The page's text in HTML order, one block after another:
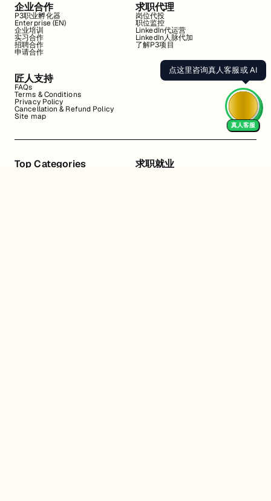
企业合作
P3职业孵化器
Enterprise (EN)
企业培训
实习合作
招聘合作
申请合作
求职代理
岗位代投
职位监控
LinkedIn代运营
LinkedIn人脉代加
了解P3项目
匠人支持
FAQs
Terms & Conditions
Privacy Policy
Cancellation & Refund Policy
Site map
Top Categories 求职就业
点这里咨询真人客服或 AI
真人客服